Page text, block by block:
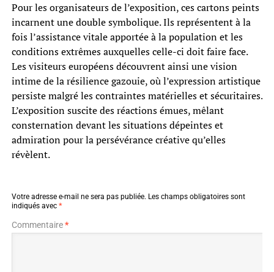
Pour les organisateurs de l’exposition, ces cartons peints
incarnent une double symbolique. Ils représentent à la
fois l’assistance vitale apportée à la population et les
conditions extrêmes auxquelles celle-ci doit faire face.
Les visiteurs européens découvrent ainsi une vision
intime de la résilience gazouie, où l’expression artistique
persiste malgré les contraintes matérielles et sécuritaires.
L’exposition suscite des réactions émues, mêlant
consternation devant les situations dépeintes et
admiration pour la persévérance créative qu’elles
révèlent.
Votre adresse e-mail ne sera pas publiée. Les champs obligatoires sont
indiqués avec *
Commentaire*